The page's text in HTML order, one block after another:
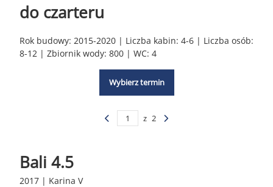
do czarteru
Rok budowy: 2015-2020 | Liczba kabin: 4-6 | Liczba osób:
8-12 | Zbiornik wody: 800 | WC: 4
Wybierz termin
z 2
Bali 4.5
2017 | Karina V